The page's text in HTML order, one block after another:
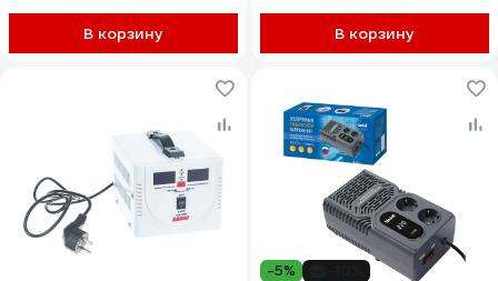
В корзину В корзину
-5%